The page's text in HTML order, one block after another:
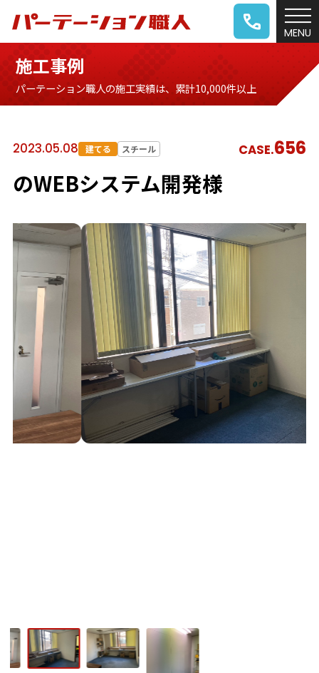
施工事例
パーテーション職人の施工実績は、累計10,000件以上
2023.05.08 建てる スチール CASE.656
のWEBシステム開発様